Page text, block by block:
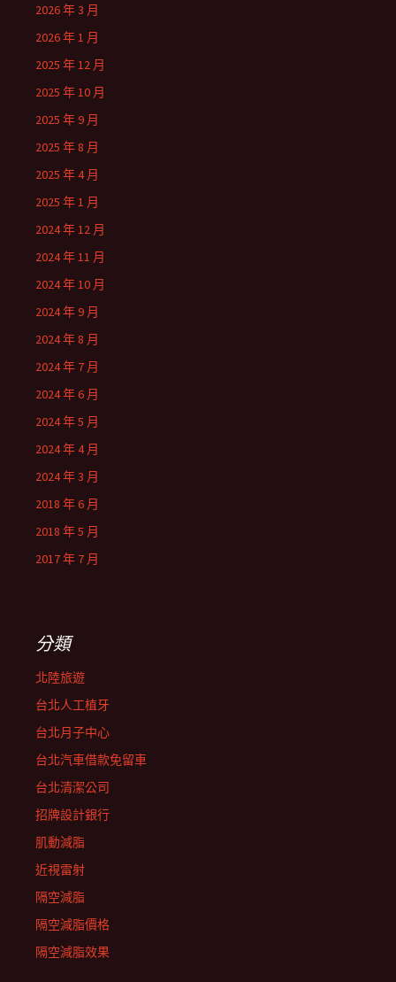
2026 年 3 月
2026 年 1 月
2025 年 12 月
2025 年 10 月
2025 年 9 月
2025 年 8 月
2025 年 4 月
2025 年 1 月
2024 年 12 月
2024 年 11 月
2024 年 10 月
2024 年 9 月
2024 年 8 月
2024 年 7 月
2024 年 6 月
2024 年 5 月
2024 年 4 月
2024 年 3 月
2018 年 6 月
2018 年 5 月
2017 年 7 月
分類
北陸旅遊
台北人工植牙
台北月子中心
台北汽車借款免留車
台北清潔公司
招牌設計銀行
肌動減脂
近視雷射
隔空減脂
隔空減脂價格
隔空減脂效果